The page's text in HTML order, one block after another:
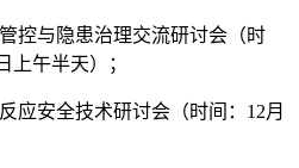
与隐患治理交流研讨会（时
上午半天）；
安全技术研讨会（时间：12月